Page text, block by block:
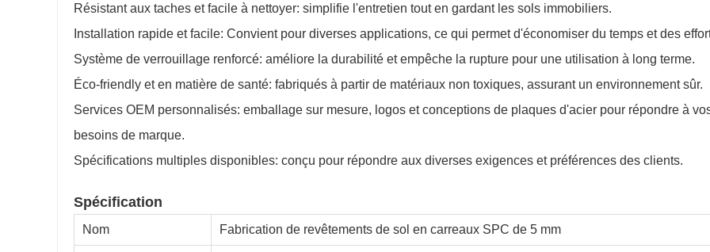
Résistant aux taches et facile à nettoyer: simplifie l'entretien tout en gardant les sols immobiliers.
Installation rapide et facile: Convient pour diverses applications, ce qui permet d'économiser du temps et des
Système de verrouillage renforcé: améliore la durabilité et empêche la rupture pour une utilisation à long terme.
Éco-friendly et en matière de santé: fabriqués à partir de matériaux non toxiques, assurant un environnement sûr.
Services OEM personnalisés: emballage sur mesure, logos et conceptions de plaques d'acier pour répondre à
besoins de marque.
Spécifications multiples disponibles: conçu pour répondre aux diverses exigences et préférences des clients.
Spécification
Nom Fabrication de revêtements de sol en carreaux SPC de 5 mm